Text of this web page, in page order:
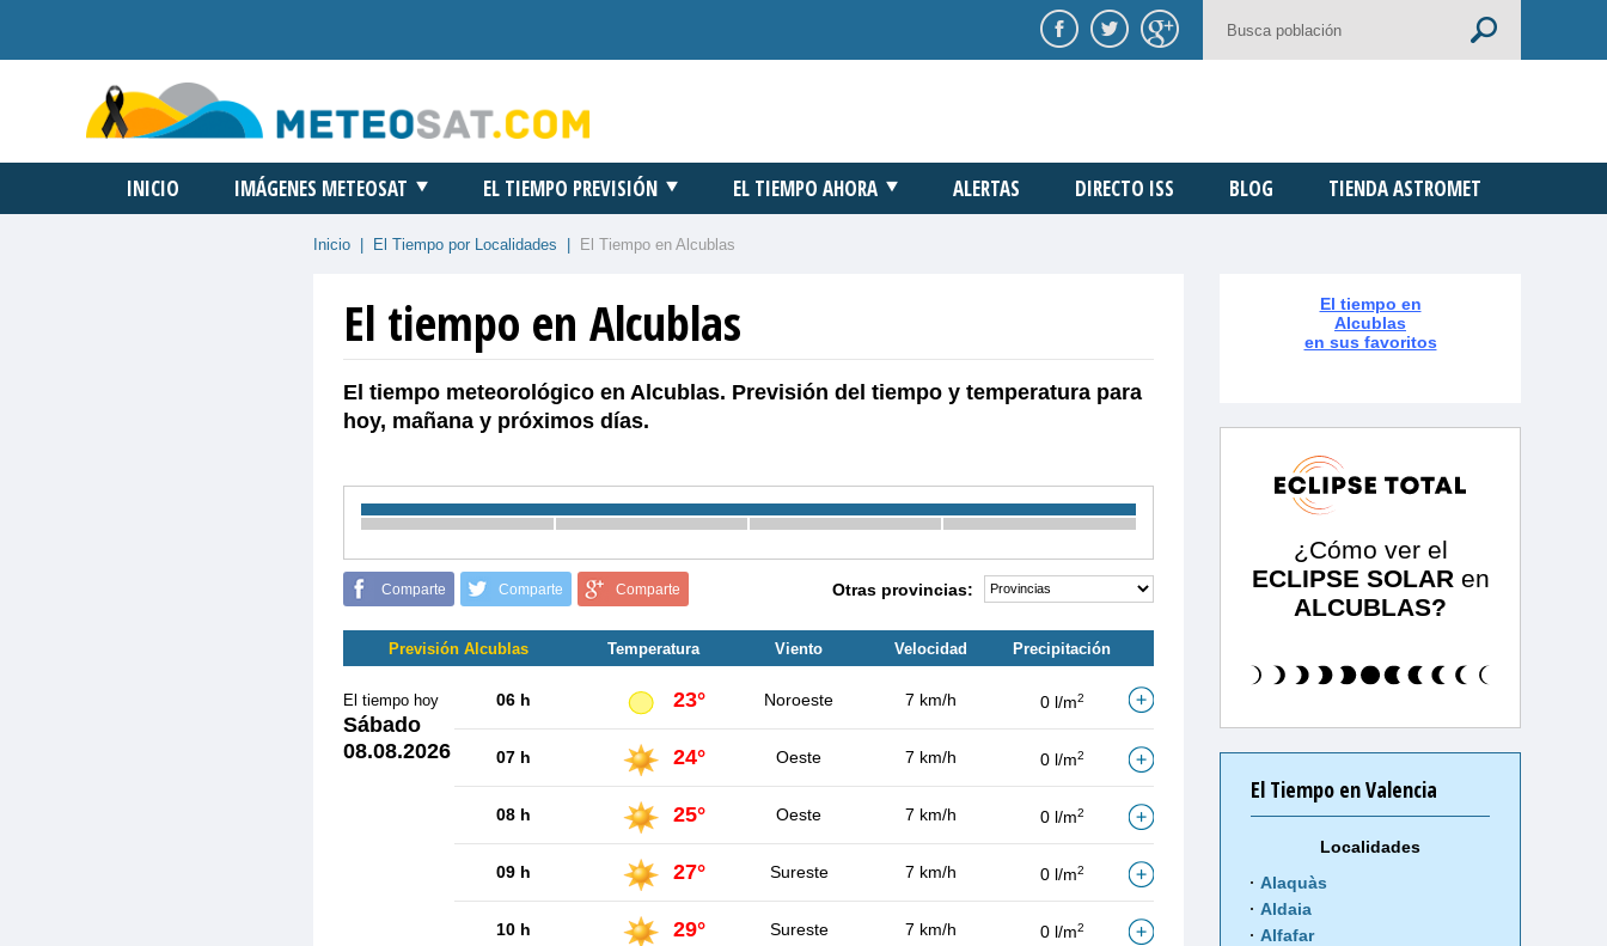
INICIO IMÁGENES METEOSAT EL TIEMPO PREVISIÓN EL TIEMPO AHORA ALERTAS DIRECTO ISS BLOG TIENDA ASTROMET
Inicio El Tiempo por Localidades El Tiempo en Alcublas
El tiempo en Alcublas
El tiempo meteorológico en Alcublas. Previsión del tiempo y temperatura para
hoy, mañana y próximos días.
Comparte Comparte Comparte Otras provincias:
Previsión Alcublas Temperatura Viento Velocidad Precipitación
El tiempo hoy
Sábado
08.08.2026
06 h 23° Noroeste 7 km/h 0 l/m2
07 h 24° Oeste 7 km/h 0 l/m2
08 h 25° Oeste 7 km/h 0 l/m2
09 h 27° Sureste 7 km/h 0 l/m2
10 h 29° Sureste 7 km/h 0 l/m2
El tiempo en
Alcublas
en sus favoritos
¿Cómo ver el
ECLIPSE SOLAR en
ALCUBLAS?
El Tiempo en Valencia
Localidades
Alaquàs
Aldaia
Alfafar